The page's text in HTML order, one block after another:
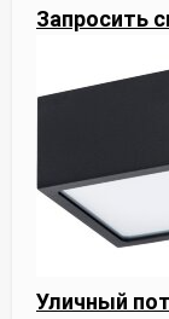
Запросить
Уличный